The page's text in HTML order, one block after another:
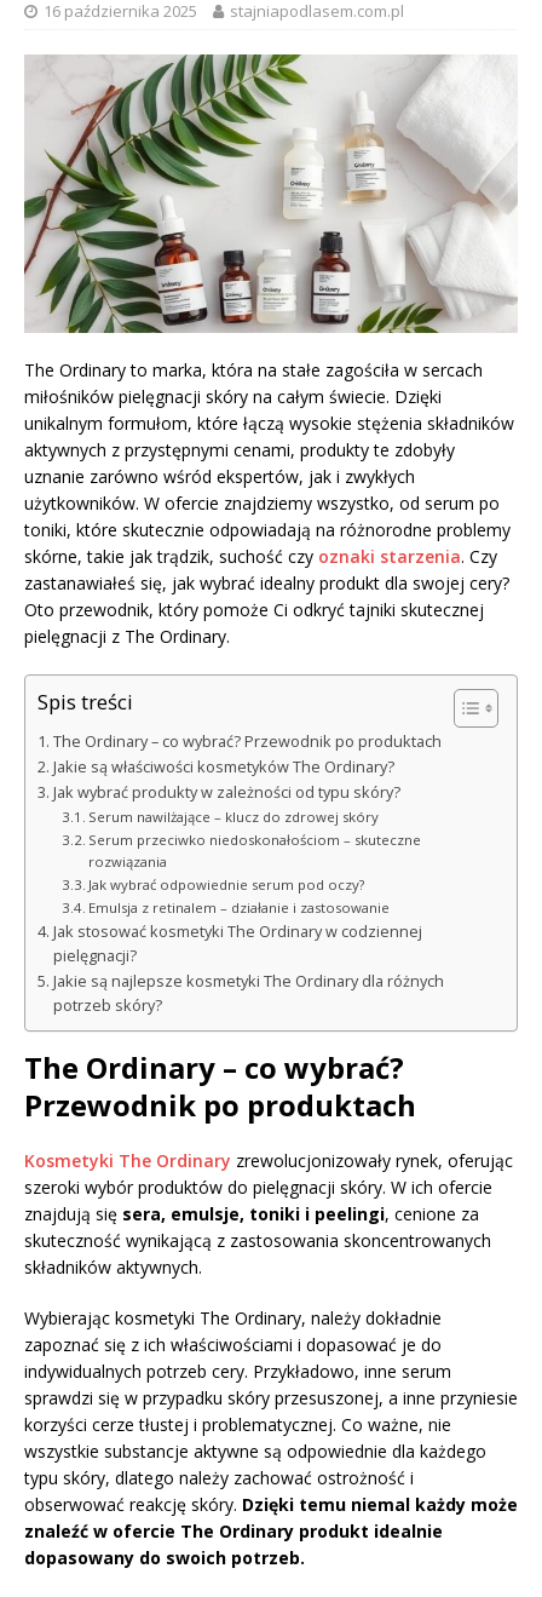
16 października 2025 stajniapodlasem.com.pl
The Ordinary to marka, która na stałe zagościła w sercach
miłośników pielęgnacji skóry na całym świecie. Dzięki
unikalnym formułom, które łączą wysokie stężenia składników
aktywnych z przystępnymi cenami, produkty te zdobyły
uznanie zarówno wśród ekspertów, jak i zwykłych
użytkowników. W ofercie znajdziemy wszystko, od serum po
toniki, które skutecznie odpowiadają na różnorodne problemy
skórne, takie jak trądzik, suchość czy oznaki starzenia. Czy
zastanawiałeś się, jak wybrać idealny produkt dla swojej cery?
Oto przewodnik, który pomoże Ci odkryć tajniki skutecznej
pielęgnacji z The Ordinary.
Spis treści
The Ordinary – co wybrać? Przewodnik po produktach
Jakie są właściwości kosmetyków The Ordinary?
Jak wybrać produkty w zależności od typu skóry?
Serum nawilżające – klucz do zdrowej skóry
Serum przeciwko niedoskonałościom – skuteczne
rozwiązania
Jak wybrać odpowiednie serum pod oczy?
Emulsja z retinalem – działanie i zastosowanie
Jak stosować kosmetyki The Ordinary w codziennej
pielęgnacji?
Jakie są najlepsze kosmetyki The Ordinary dla różnych
potrzeb skóry?
The Ordinary – co wybrać?
Przewodnik po produktach
Kosmetyki The Ordinary zrewolucjonizowały rynek, oferując
szeroki wybór produktów do pielęgnacji skóry. W ich ofercie
znajdują się sera, emulsje, toniki i peelingi, cenione za
skuteczność wynikającą z zastosowania skoncentrowanych
składników aktywnych.
Wybierając kosmetyki The Ordinary, należy dokładnie
zapoznać się z ich właściwościami i dopasować je do
indywidualnych potrzeb cery. Przykładowo, inne serum
sprawdzi się w przypadku skóry przesuszonej, a inne przyniesie
korzyści cerze tłustej i problematycznej. Co ważne, nie
wszystkie substancje aktywne są odpowiednie dla każdego
typu skóry, dlatego należy zachować ostrożność i
obserwować reakcję skóry. Dzięki temu niemal każdy może
znaleźć w ofercie The Ordinary produkt idealnie
dopasowany do swoich potrzeb.